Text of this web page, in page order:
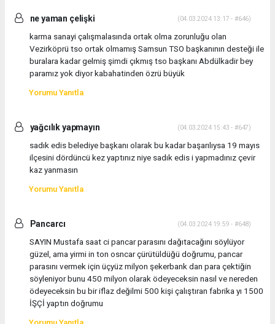
ne yaman çelişki (04.03.2024 13:17 - #646)
karma sanayi çalışmalasında ortak olma zorunluğu olan
Vezirköprü tso ortak olmamış Samsun TSO başkanının desteği ile
buralara kadar gelmiş şimdi çıkmış tso başkanı Abdülkadir bey
paramız yok diyor kabahatinden özrü büyük
Yorumu Yanıtla
yağcılık yapmayın (04.03.2024 15:43 - #647)
sadık edis belediye başkanı olarak bu kadar başarılıysa 19 mayıs
ilçesini dördüncü kez yaptınız niye sadık edis i yapmadınız çevir
kaz yanmasın
Yorumu Yanıtla
Pancarcı (04.03.2024 19:59 - #648)
SAYIN Mustafa saat ci pancar parasını dağıtacağını söylüyor
güzel, ama yirmi in ton osncar çürütüldüğü doğrumu, pancar
parasını vermek için üçyüz milyon şekerbank dan para çektiğin
söyleniyor bunu 450 milyon olarak ödeyeceksin nasıl ve nereden
ödeyeceksin bu bir iflaz değilmi 500 kişi çalıştıran fabrika yı 1500
İŞÇİ yaptın doğrumu